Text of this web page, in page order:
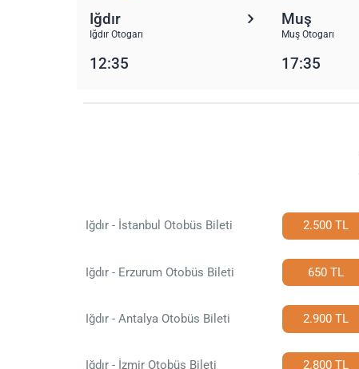
Iğdır
Iğdır Otogarı
Muş
Muş Otogarı
12:35 17:35
Iğdır - İstanbul Otobüs Bileti 2.500 TL
Iğdır - Erzurum Otobüs Bileti 650 TL
Iğdır - Antalya Otobüs Bileti 2.900 TL
Iğdır - İzmir Otobüs Bileti 2.800 TL